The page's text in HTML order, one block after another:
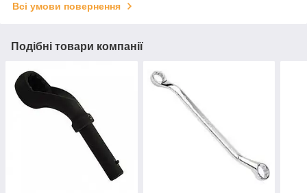
Всі умови повернення
Подібні товари компанії